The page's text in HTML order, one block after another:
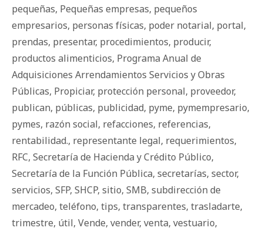
pequeñas, Pequeñas empresas, pequeños
empresarios, personas físicas, poder notarial, portal,
prendas, presentar, procedimientos, producir,
productos alimenticios, Programa Anual de
Adquisiciones Arrendamientos Servicios y Obras
Públicas, Propiciar, protección personal, proveedor,
publican, públicas, publicidad, pyme, pymempresario,
pymes, razón social, refacciones, referencias,
rentabilidad., representante legal, requerimientos,
RFC, Secretaría de Hacienda y Crédito Público,
Secretaría de la Función Pública, secretarías, sector,
servicios, SFP, SHCP, sitio, SMB, subdirección de
mercadeo, teléfono, tips, transparentes, trasladarte,
trimestre, útil, Vende, vender, venta, vestuario,